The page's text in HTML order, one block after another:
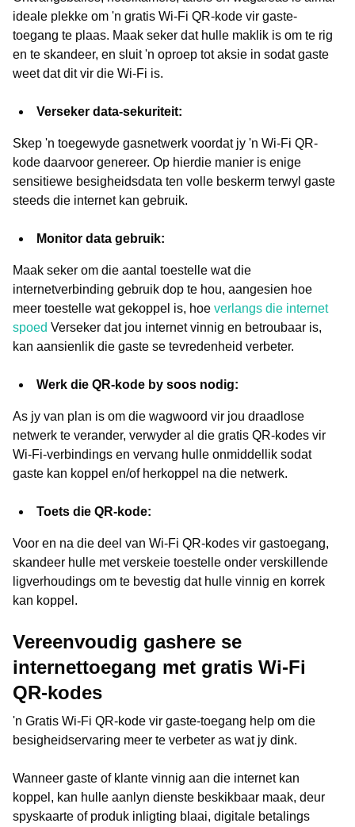
ideale plekke om 'n gratis Wi-Fi QR-kode vir gaste-
toegang te plaas. Maak seker dat hulle maklik is om te rig
en te skandeer, en sluit 'n oproep tot aksie in sodat gaste
weet dat dit vir die Wi-Fi is.
Verseker data-sekuriteit:
Skep 'n toegewyde gasnetwerk voordat jy 'n Wi-Fi QR-
kode daarvoor genereer. Op hierdie manier is enige
sensitiewe besigheidsdata ten volle beskerm terwyl gaste
steeds die internet kan gebruik.
Monitor data gebruik:
Maak seker om die aantal toestelle wat die
internetverbinding gebruik dop te hou, aangesien hoe
meer toestelle wat gekoppel is, hoe verlangs die internet
spoed Verseker dat jou internet vinnig en betroubaar is,
kan aansienlik die gaste se tevredenheid verbeter.
Werk die QR-kode by soos nodig:
As jy van plan is om die wagwoord vir jou draadlose
netwerk te verander, verwyder al die gratis QR-kodes vir
Wi-Fi-verbindings en vervang hulle onmiddellik sodat
gaste kan koppel en/of herkoppel na die netwerk.
Toets die QR-kode:
Voor en na die deel van Wi-Fi QR-kodes vir gastoegang,
skandeer hulle met verskeie toestelle onder verskillende
ligverhoudings om te bevestig dat hulle vinnig en korrek
kan koppel.
Vereenvoudig gashere se
internettoegang met gratis Wi-Fi
QR-kodes
'n Gratis Wi-Fi QR-kode vir gaste-toegang help om die
besigheidservaring meer te verbeter as wat jy dink.
Wanneer gaste of klante vinnig aan die internet kan
koppel, kan hulle aanlyn dienste beskikbaar maak, deur
spyskaarte of produk inligting blaai, digitale betalings